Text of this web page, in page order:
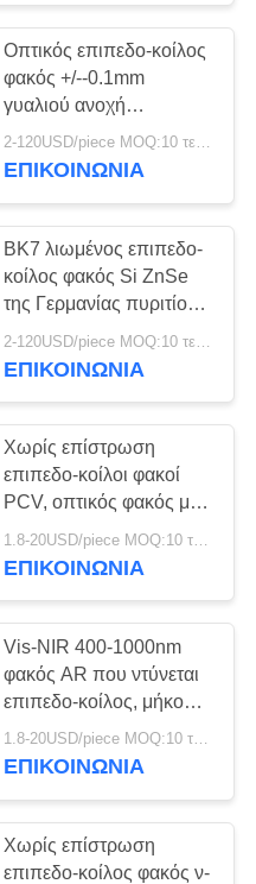
Οπτικός επιπεδο-κοίλος
φακός +/--0.1mm
γυαλιού ανοχή
διάστασης
2-120USD/piece MOQ:10 τεμάχια
ΕΠΙΚΟΙΝΩΝΊΑ
BK7 λιωμένος επιπεδο-
κοίλος φακός Si ZnSe
της Γερμανίας πυριτίου
για το οπτικό σύστημα
ΕΠΙΚΟΙΝΩΝΊΑ
Χωρίς επίστρωση
επιπεδο-κοίλοι φακοί
PCV, οπτικός φακός με
τα αρνητικά εστιακά
μήκη
1.8-20USD/piece MOQ:10 τεμάχια
ΕΠΙΚΟΙΝΩΝΊΑ
Vis-NIR 400-1000nm
φακός AR που ντύνεται
επιπεδο-κοίλος, μήκος
κύματος σχεδίου 546nm
1.8-20USD/piece MOQ:10 τεμάχια
ΕΠΙΚΟΙΝΩΝΊΑ
Χωρίς επίστρωση
επιπεδο-κοίλος φακός ν-